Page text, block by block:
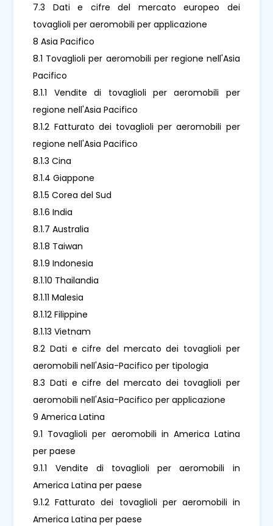
7.3 Dati e cifre del mercato europeo dei
tovaglioli per aeromobili per applicazione
8 Asia Pacifico
8.1 Tovaglioli per aeromobili per regione nell'Asia
Pacifico
8.1.1 Vendite di tovaglioli per aeromobili per
regione nell'Asia Pacifico
8.1.2 Fatturato dei tovaglioli per aeromobili per
regione nell'Asia Pacifico
8.1.3 Cina
8.1.4 Giappone
8.1.5 Corea del Sud
8.1.6 India
8.1.7 Australia
8.1.8 Taiwan
8.1.9 Indonesia
8.1.10 Thailandia
8.1.11 Malesia
8.1.12 Filippine
8.1.13 Vietnam
8.2 Dati e cifre del mercato dei tovaglioli per
aeromobili nell'Asia-Pacifico per tipologia
8.3 Dati e cifre del mercato dei tovaglioli per
aeromobili nell'Asia-Pacifico per applicazione
9 America Latina
9.1 Tovaglioli per aeromobili in America Latina
per paese
9.1.1 Vendite di tovaglioli per aeromobili in
America Latina per paese
9.1.2 Fatturato dei tovaglioli per aeromobili in
America Latina per paese